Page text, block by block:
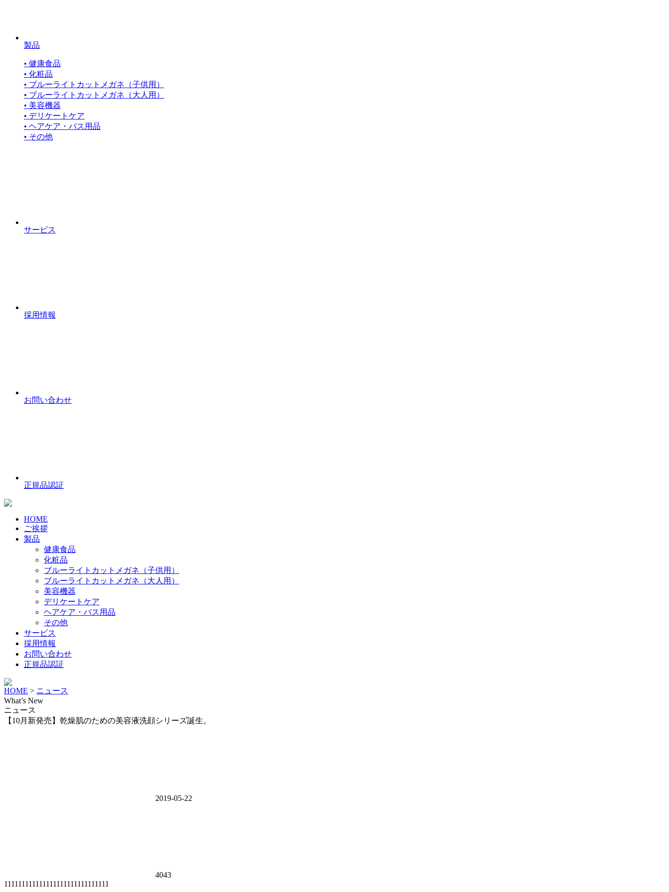
製品
• 健康食品
• 化粧品
• ブルーライトカットメガネ（子供用）
• ブルーライトカットメガネ（大人用）
• 美容機器
• デリケートケア
• ヘアケア・バス用品
• その他
サービス
採用情報
お問い合わせ
正規品認証
HOME
ご挨拶
製品
健康食品
化粧品
ブルーライトカットメガネ（子供用）
ブルーライトカットメガネ（大人用）
美容機器
デリケートケア
ヘアケア・バス用品
その他
サービス
採用情報
お問い合わせ
正規品認証
HOME > ニュース
What’s New
ニュース
【10月新発売】乾燥肌のための美容液洗顔シリーズ誕生。
2019-05-22
4043
111111111111111111111111111111